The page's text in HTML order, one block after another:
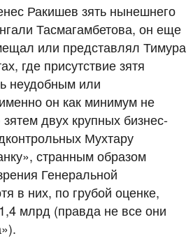
Ракишев зять нынешнего
Тасмагамбетова, он еще
или представлял Тимура
где присутствие зятя
неудобным или
он как минимум не
двух крупных бизнес-
Мухтару
странным образом
Генеральной
в них, по грубой оценке,
млрд (правда не все они